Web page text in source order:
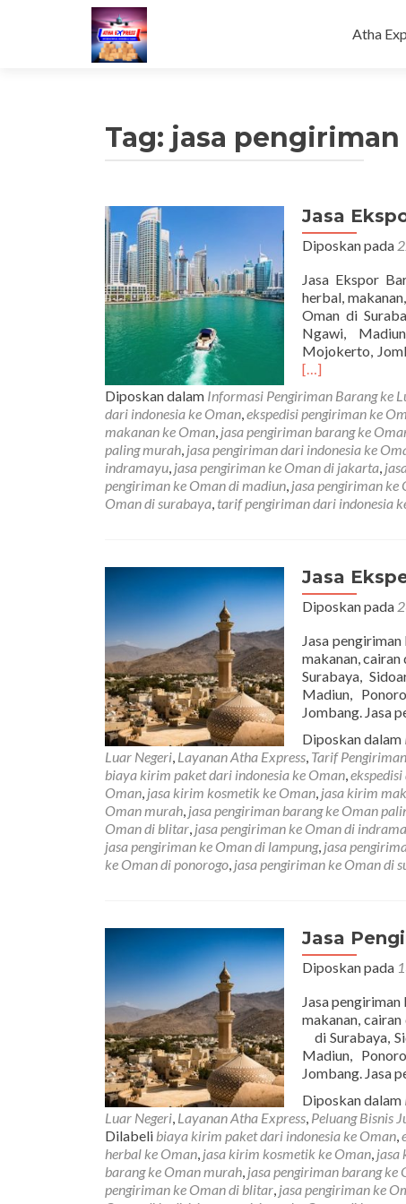
ke
Atha
Tag: jasa
Jasa
Diposkan pada
Jasa Ekspor
herbal,
Oman di
Ngawi,
Mojokerto,
[…]
Diposkan dalam Informasi Pengiriman Barang ke
dari indonesia ke Oman,ekspedisi pengiriman ke
makanan ke Oman, jasa pengiriman barang ke
paling murah, jasa pengiriman dari indonesia ke
indramayu, jasa pengiriman ke Oman di jakarta,
pengiriman ke Oman di madiun, jasa pengiriman ke
Oman di surabaya, tarif pengiriman dari indonesia
Jasa
Diposkan pada
Jasa
makanan,
Surabaya,
Madiun,
Jombang. Jasa
Diposkan dalam
Luar Negeri, Layanan Atha Express, Tarif
biaya kirim paket dari indonesia ke Oman,
Oman, jasa kirim kosmetik ke Oman, jasa kirim
Oman murah, jasa pengiriman barang ke Oman
Oman di blitar, jasa pengiriman ke Oman di
jasa pengiriman ke Oman di lampung, jasa
ke Oman di ponorogo, jasa pengiriman ke Oman di
Jasa
Diposkan pada
Jasa
makanan,
di Surabaya,
Madiun,
Jombang. Jasa
Diposkan dalam
Luar Negeri, Layanan Atha Express, Peluang Bisnis
Dilabeli biaya kirim paket dari indonesia ke Oman,
herbal ke Oman, jasa kirim kosmetik ke Oman, jasa
barang ke Oman murah, jasa pengiriman barang ke
pengiriman ke Oman di blitar, jasa pengiriman ke